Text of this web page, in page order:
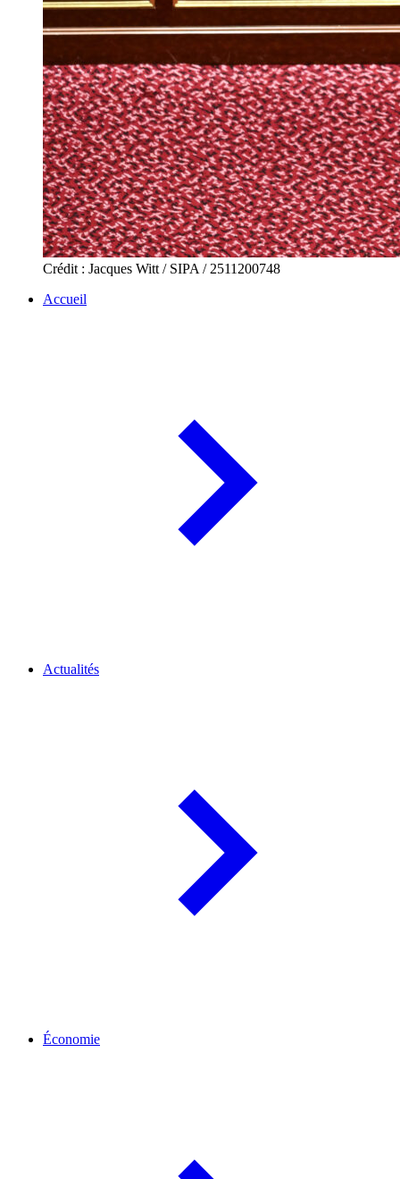
Crédit : Jacques Witt / SIPA / 2511200748
Accueil
Actualités
Économie